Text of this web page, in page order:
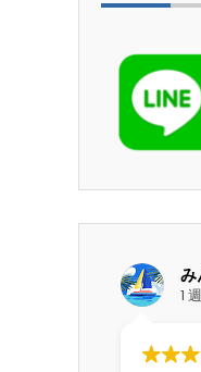
み
1